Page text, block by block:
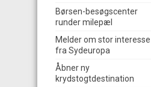
Børsen-besøgscenter
runder milepæl
Melder om stor interesse
fra Sydeuropa
Åbner ny
krydstogtdestination